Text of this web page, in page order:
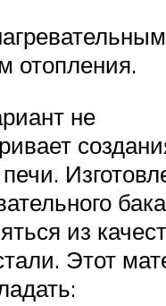
отопления.
не
из
Этот